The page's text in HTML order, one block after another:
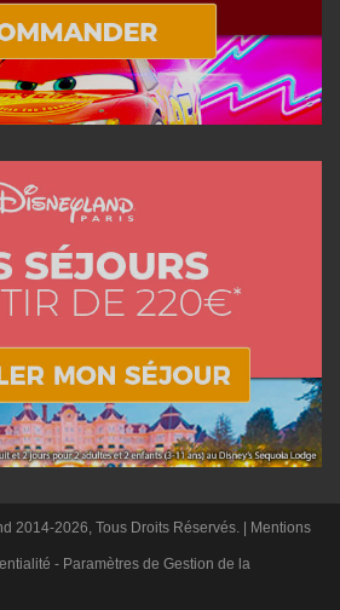
2014-2026, Tous Droits Réservés. | Mentions
- Paramètres de Gestion de la